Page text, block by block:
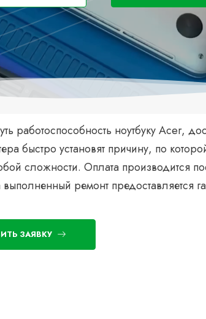
работоспособность ноутбуку Acer,
быстро установят причину, по
сложности. Оплата производится
ремонт предоставляется
ЗАЯВКУ